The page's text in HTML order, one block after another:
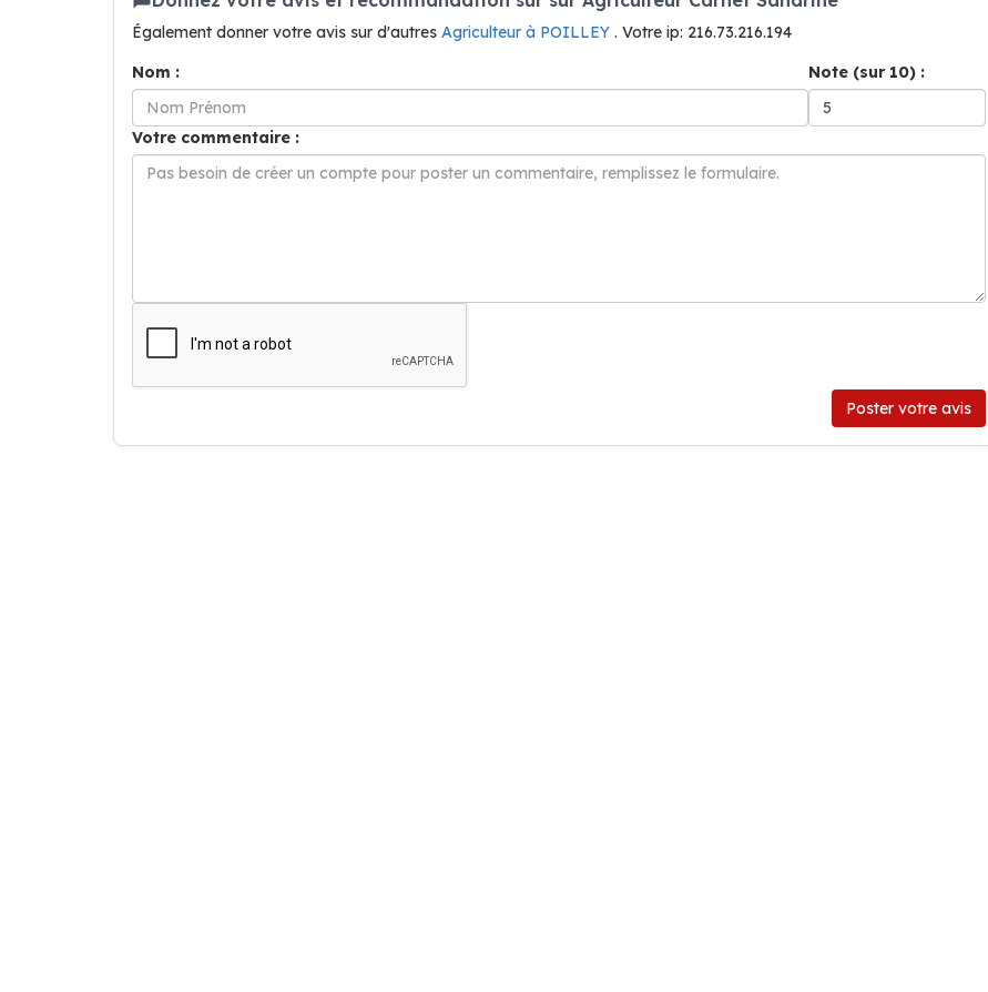
Également donner votre avis sur d'autres Agriculteur à POILLEY . Votre ip: 216.73.216.194
Nom :
Note (sur 10) :
Votre commentaire :
Poster votre avis